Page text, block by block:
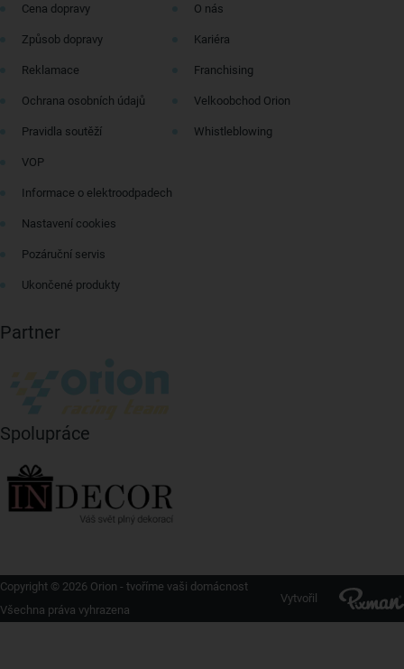
Cena dopravy
Způsob dopravy
Reklamace
Ochrana osobních údajů
Pravidla soutěží
VOP
Informace o elektroodpadech
Nastavení cookies
Pozáruční servis
Ukončené produkty
O nás
Kariéra
Franchising
Velkoobchod Orion
Whistleblowing
Partner
Spolupráce
Copyright © 2026 Orion - tvoříme vaši domácnost
Všechna práva vyhrazena
Vytvořil